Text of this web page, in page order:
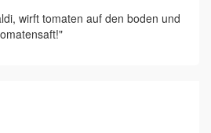
wirft tomaten auf den boden und